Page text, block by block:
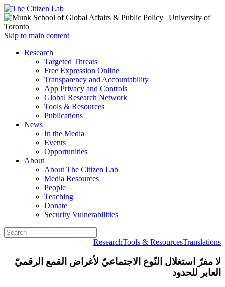
Open
menu
Skip to main content
Close
Research
Targeted Threats
Free Expression Online
Transparency and Accountability
App Privacy and Controls
Global Research Network
Tools & Resources
Publications
News
In the Media
Events
Opportunities
About
About The Citizen Lab
Media Resources
People
Teaching
Donate
Security Vulnerabilities
ResearchTools & ResourcesTranslations
لا مفرّ
استغلال النّوع الاجتماعيّ لأغراض القمع الرقميّ
العابر للحدود